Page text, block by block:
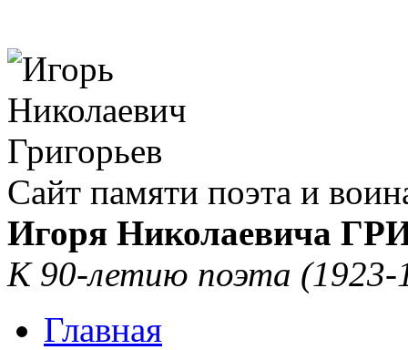
Сайт памяти поэта и
Игоря Николаевича
К 90-летию поэта (1923-
Главная